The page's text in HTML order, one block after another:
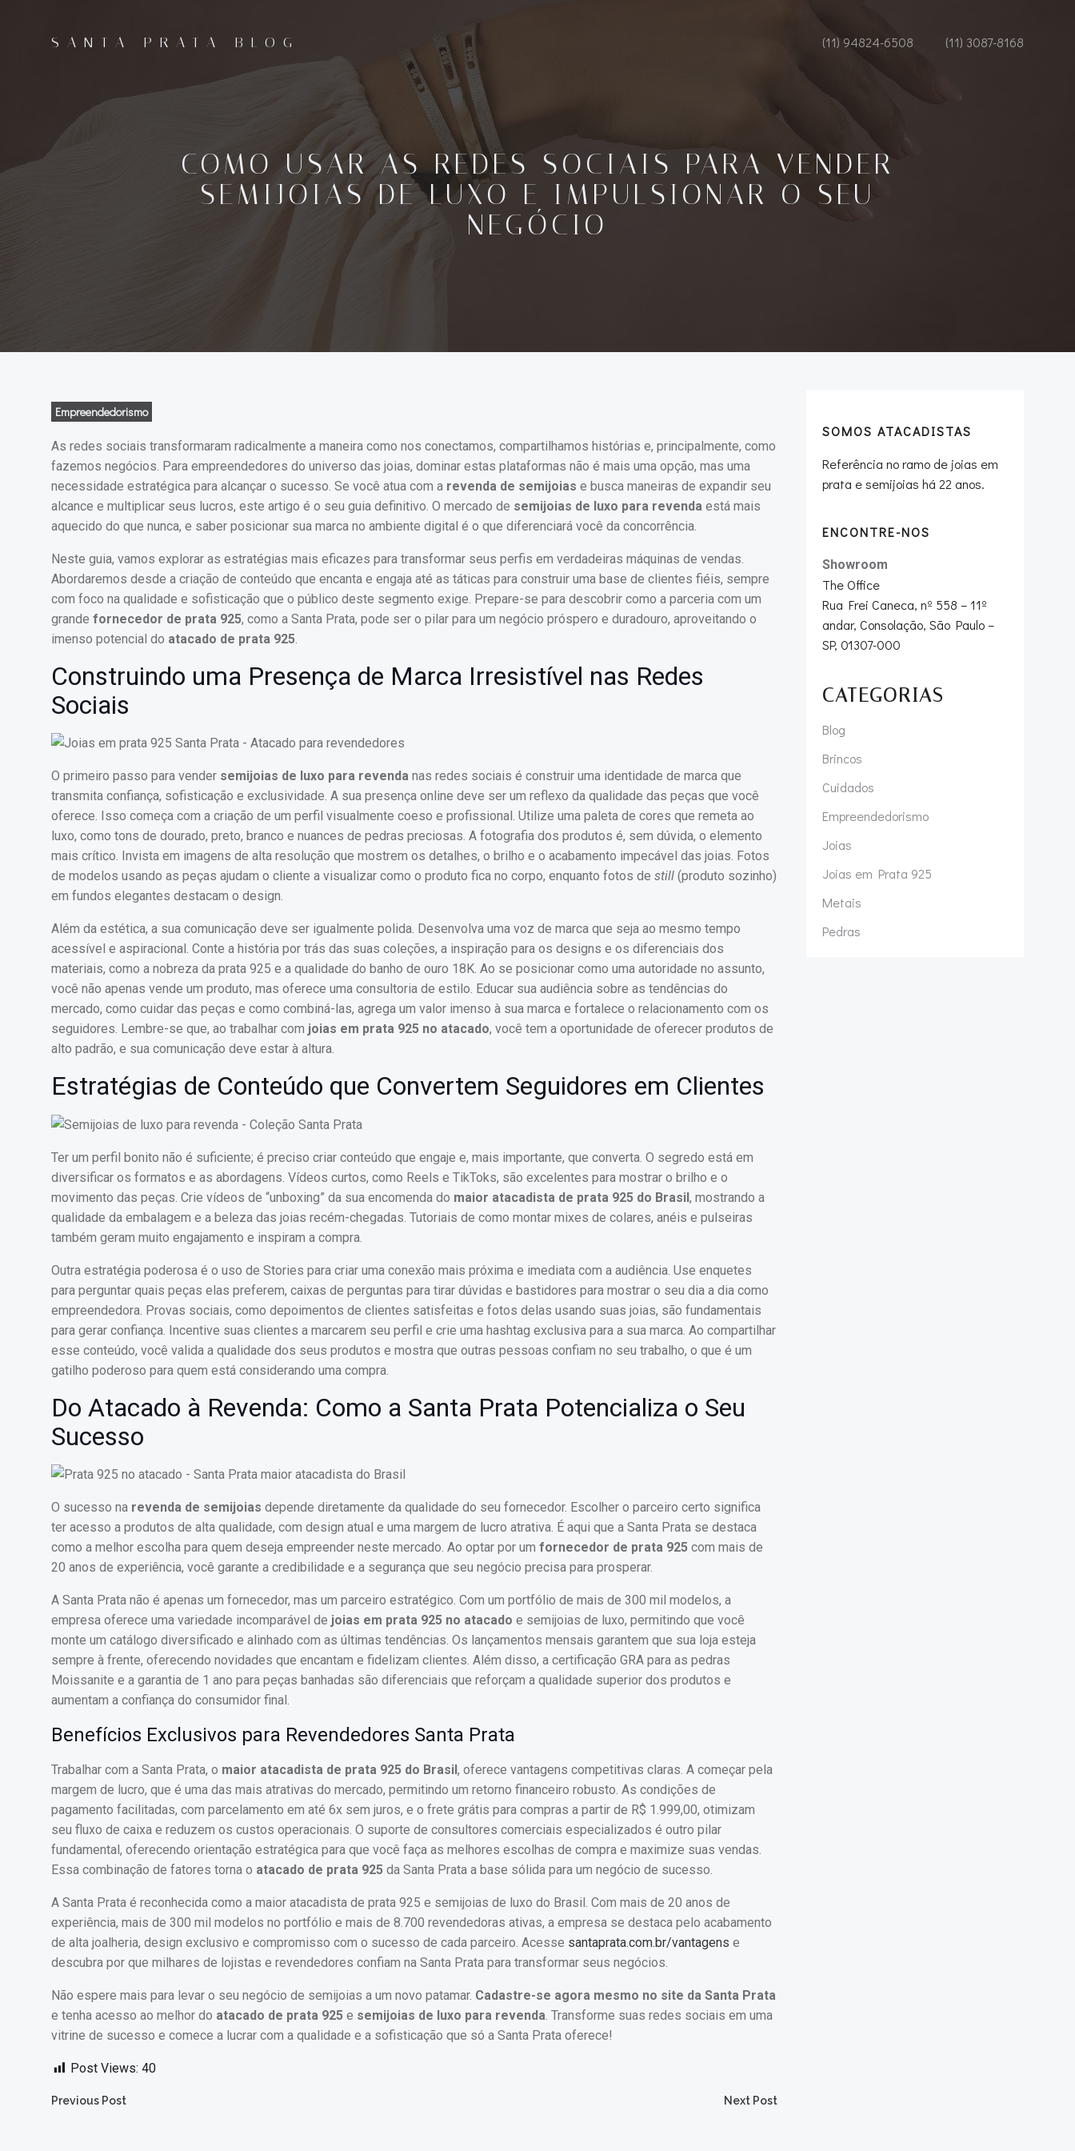
SANTA PRATA BLOG (11) 94824-6508 (11) 3087-8168
COMO USAR AS REDES SOCIAIS PARA VENDER
SEMIJOIAS DE LUXO E IMPULSIONAR O SEU
NEGÓCIO
Empreendedorismo
As redes sociais transformaram radicalmente a maneira como nos conectamos, compartilhamos histórias e, principalmente, como
fazemos negócios. Para empreendedores do universo das joias, dominar estas plataformas não é mais uma opção, mas uma
necessidade estratégica para alcançar o sucesso. Se você atua com a revenda de semijoias e busca maneiras de expandir seu
alcance e multiplicar seus lucros, este artigo é o seu guia definitivo. O mercado de semijoias de luxo para revenda está mais
aquecido do que nunca, e saber posicionar sua marca no ambiente digital é o que diferenciará você da concorrência.
Neste guia, vamos explorar as estratégias mais eficazes para transformar seus perfis em verdadeiras máquinas de vendas.
Abordaremos desde a criação de conteúdo que encanta e engaja até as táticas para construir uma base de clientes fiéis, sempre
com foco na qualidade e sofisticação que o público deste segmento exige. Prepare-se para descobrir como a parceria com um
grande fornecedor de prata 925, como a Santa Prata, pode ser o pilar para um negócio próspero e duradouro, aproveitando o
imenso potencial do atacado de prata 925.
Construindo uma Presença de Marca Irresistível nas Redes
Sociais
O primeiro passo para vender semijoias de luxo para revenda nas redes sociais é construir uma identidade de marca que
transmita confiança, sofisticação e exclusividade. A sua presença online deve ser um reflexo da qualidade das peças que você
oferece. Isso começa com a criação de um perfil visualmente coeso e profissional. Utilize uma paleta de cores que remeta ao
luxo, como tons de dourado, preto, branco e nuances de pedras preciosas. A fotografia dos produtos é, sem dúvida, o elemento
mais crítico. Invista em imagens de alta resolução que mostrem os detalhes, o brilho e o acabamento impecável das joias. Fotos
de modelos usando as peças ajudam o cliente a visualizar como o produto fica no corpo, enquanto fotos de still (produto sozinho)
em fundos elegantes destacam o design.
Além da estética, a sua comunicação deve ser igualmente polida. Desenvolva uma voz de marca que seja ao mesmo tempo
acessível e aspiracional. Conte a história por trás das suas coleções, a inspiração para os designs e os diferenciais dos
materiais, como a nobreza da prata 925 e a qualidade do banho de ouro 18K. Ao se posicionar como uma autoridade no assunto,
você não apenas vende um produto, mas oferece uma consultoria de estilo. Educar sua audiência sobre as tendências do
mercado, como cuidar das peças e como combiná-las, agrega um valor imenso à sua marca e fortalece o relacionamento com os
seguidores. Lembre-se que, ao trabalhar com joias em prata 925 no atacado, você tem a oportunidade de oferecer produtos de
alto padrão, e sua comunicação deve estar à altura.
Estratégias de Conteúdo que Convertem Seguidores em Clientes
Ter um perfil bonito não é suficiente; é preciso criar conteúdo que engaje e, mais importante, que converta. O segredo está em
diversificar os formatos e as abordagens. Vídeos curtos, como Reels e TikToks, são excelentes para mostrar o brilho e o
movimento das peças. Crie vídeos de “unboxing” da sua encomenda do maior atacadista de prata 925 do Brasil, mostrando a
qualidade da embalagem e a beleza das joias recém-chegadas. Tutoriais de como montar mixes de colares, anéis e pulseiras
também geram muito engajamento e inspiram a compra.
Outra estratégia poderosa é o uso de Stories para criar uma conexão mais próxima e imediata com a audiência. Use enquetes
para perguntar quais peças elas preferem, caixas de perguntas para tirar dúvidas e bastidores para mostrar o seu dia a dia como
empreendedora. Provas sociais, como depoimentos de clientes satisfeitas e fotos delas usando suas joias, são fundamentais
para gerar confiança. Incentive suas clientes a marcarem seu perfil e crie uma hashtag exclusiva para a sua marca. Ao compartilhar
esse conteúdo, você valida a qualidade dos seus produtos e mostra que outras pessoas confiam no seu trabalho, o que é um
gatilho poderoso para quem está considerando uma compra.
Do Atacado à Revenda: Como a Santa Prata Potencializa o Seu
Sucesso
O sucesso na revenda de semijoias depende diretamente da qualidade do seu fornecedor. Escolher o parceiro certo significa
ter acesso a produtos de alta qualidade, com design atual e uma margem de lucro atrativa. É aqui que a Santa Prata se destaca
como a melhor escolha para quem deseja empreender neste mercado. Ao optar por um fornecedor de prata 925 com mais de
20 anos de experiência, você garante a credibilidade e a segurança que seu negócio precisa para prosperar.
A Santa Prata não é apenas um fornecedor, mas um parceiro estratégico. Com um portfólio de mais de 300 mil modelos, a
empresa oferece uma variedade incomparável de joias em prata 925 no atacado e semijoias de luxo, permitindo que você
monte um catálogo diversificado e alinhado com as últimas tendências. Os lançamentos mensais garantem que sua loja esteja
sempre à frente, oferecendo novidades que encantam e fidelizam clientes. Além disso, a certificação GRA para as pedras
Moissanite e a garantia de 1 ano para peças banhadas são diferenciais que reforçam a qualidade superior dos produtos e
aumentam a confiança do consumidor final.
Benefícios Exclusivos para Revendedores Santa Prata
Trabalhar com a Santa Prata, o maior atacadista de prata 925 do Brasil, oferece vantagens competitivas claras. A começar pela
margem de lucro, que é uma das mais atrativas do mercado, permitindo um retorno financeiro robusto. As condições de
pagamento facilitadas, com parcelamento em até 6x sem juros, e o frete grátis para compras a partir de R$ 1.999,00, otimizam
seu fluxo de caixa e reduzem os custos operacionais. O suporte de consultores comerciais especializados é outro pilar
fundamental, oferecendo orientação estratégica para que você faça as melhores escolhas de compra e maximize suas vendas.
Essa combinação de fatores torna o atacado de prata 925 da Santa Prata a base sólida para um negócio de sucesso.
A Santa Prata é reconhecida como a maior atacadista de prata 925 e semijoias de luxo do Brasil. Com mais de 20 anos de
experiência, mais de 300 mil modelos no portfólio e mais de 8.700 revendedoras ativas, a empresa se destaca pelo acabamento
de alta joalheria, design exclusivo e compromisso com o sucesso de cada parceiro. Acesse santaprata.com.br/vantagens e
descubra por que milhares de lojistas e revendedores confiam na Santa Prata para transformar seus negócios.
Não espere mais para levar o seu negócio de semijoias a um novo patamar. Cadastre-se agora mesmo no site da Santa Prata
e tenha acesso ao melhor do atacado de prata 925 e semijoias de luxo para revenda . Transforme suas redes sociais em uma
vitrine de sucesso e comece a lucrar com a qualidade e a sofisticação que só a Santa Prata oferece!
Post Views: 40
Post
Previous Post Next Post
SOMOS ATACADISTAS
Referência no ramo de joias em
prata e semijoias há 22 anos.
ENCONTRE-NOS
Showroom
The Office
Rua Frei Caneca, nº 558 – 11º
andar, Consolação, São Paulo –
SP, 01307-000
CATEGORIAS
Blog
Brincos
Cuidados
Empreendedorismo
Joias
Joias em Prata 925
Metais
Pedras